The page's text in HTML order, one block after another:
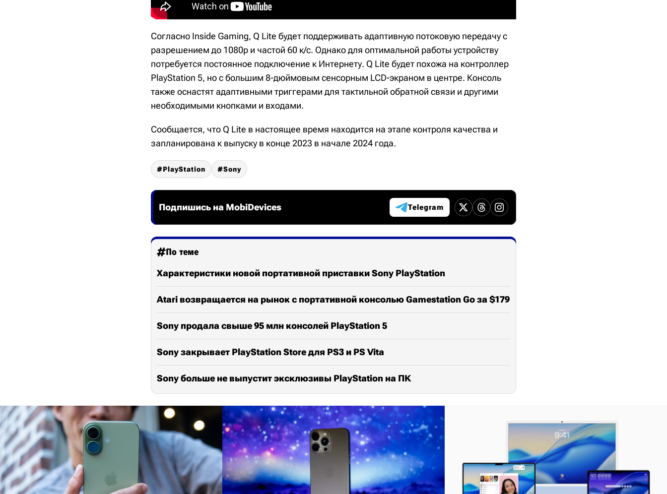
Согласно Inside Gaming, Q Lite будет поддерживать адаптивную потоковую передачу с
разрешением до 1080p и частой 60 к/с. Однако для оптимальной работы устройству
потребуется постоянное подключение к Интернету. Q Lite будет похожа на контроллер
PlayStation 5, но с большим 8-дюймовым сенсорным LCD-экраном в центре. Консоль
также оснастят адаптивными триггерами для тактильной обратной связи и другими
необходимыми кнопками и входами.
Сообщается, что Q Lite в настоящее время находится на этапе контроля качества и
запланирована к выпуску в конце 2023 в начале 2024 года.
PlayStation Sony
Подпишись на MobiDevices Telegram
По теме
Характеристики новой портативной приставки Sony PlayStation
Atari возвращается на рынок с портативной консолью Gamestation Go за $179
Sony продала свыше 95 млн консолей PlayStation 5
Sony закрывает PlayStation Store для PS3 и PS Vita
Sony больше не выпустит эксклюзивы PlayStation на ПК